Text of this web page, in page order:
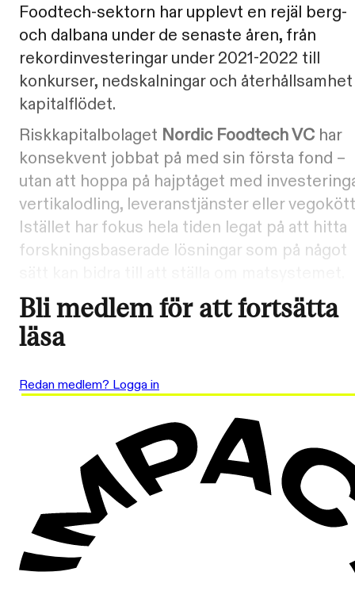
Foodtech-sektorn har upplevt en rejäl berg-
och dalbana under de senaste åren, från
rekordinvesteringar under 2021-2022 till
konkurser, nedskalningar och
kapitalflödet.
Riskkapitalbolaget Nordic Foodtech VC har
konsekvent jobbat på med sin första fond –
utan att hoppa på hajptåget med
vertikalodling, leveranstjänster eller
Istället har fokus hela tiden legat på att hitta
forskningsbaserade lösningar som på något
Bli medlem för att fortsätta
läsa
Redan medlem? Logga in